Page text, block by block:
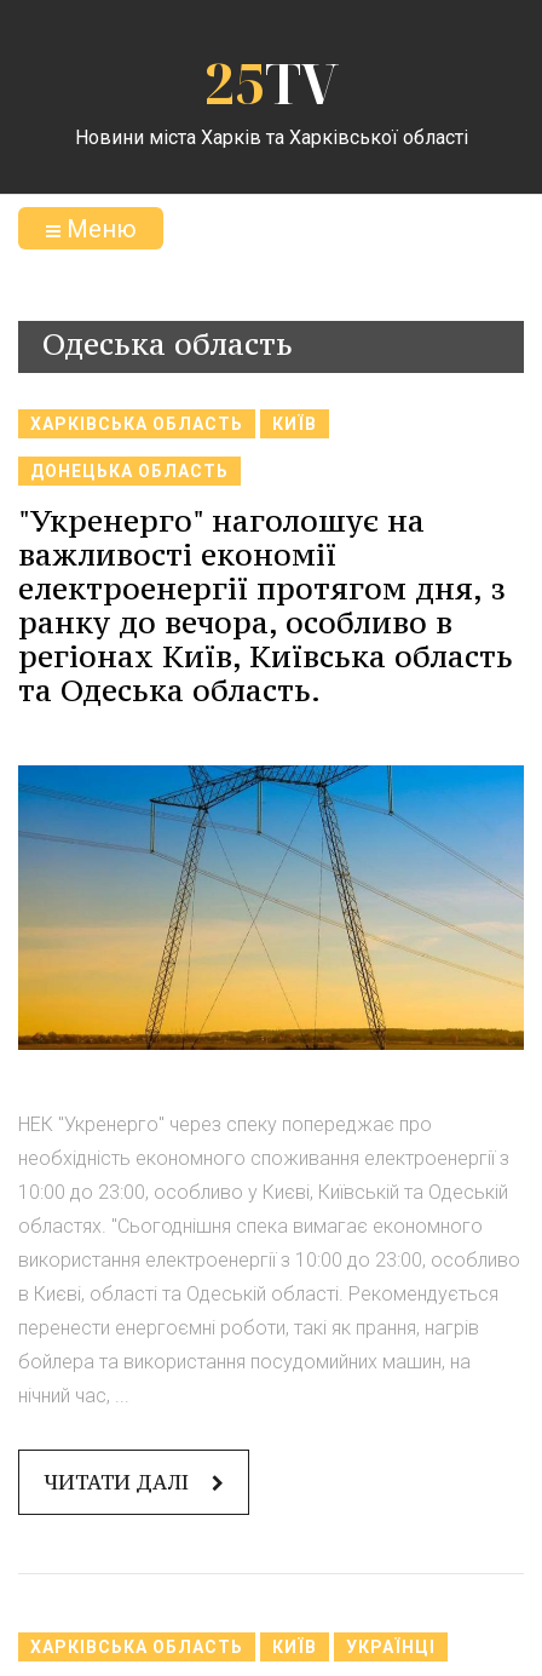
25TV
Новини міста Харків та Харківської області
Меню
Одеська область
ХАРКІВСЬКА ОБЛАСТЬ КИЇВ
ДОНЕЦЬКА ОБЛАСТЬ
"Укренерго" наголошує на
важливості економії
електроенергії протягом дня, з
ранку до вечора, особливо в
регіонах Київ, Київська область
та Одеська область.
НЕК "Укренерго" через спеку попереджає про
необхідність економного споживання електроенергії з
10:00 до 23:00, особливо у Києві, Київській та Одеській
областях. "Сьогоднішня спека вимагає економного
використання електроенергії з 10:00 до 23:00, особливо
в Києві, області та Одеській області. Рекомендується
перенести енергоємні роботи, такі як прання, нагрів
бойлера та використання посудомийних машин, на
нічний час, ...
ЧИТАТИ ДАЛІ
ХАРКІВСЬКА ОБЛАСТЬ КИЇВ УКРАЇНЦІ